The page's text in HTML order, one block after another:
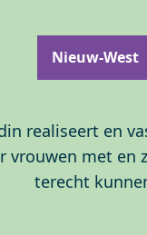
Nieuw-West
realiseert en
vrouwen met en
terecht